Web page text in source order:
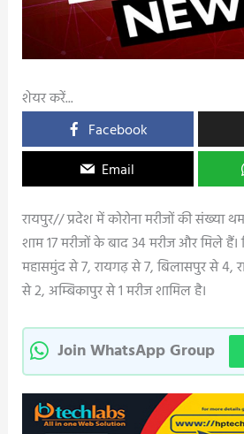
शेयर करें...
Facebook
Email
रायपुर// प्रदेश में कोरोना मरीजों की संख्या
शाम 17 मरीजों के बाद 34 मरीज और मिले
महासमुंद से 7, रायगढ़ से 7, बिलासपुर से 4,
से 2, अम्बिकापुर से 1 मरीज शामिल है।
Join WhatsApp Group